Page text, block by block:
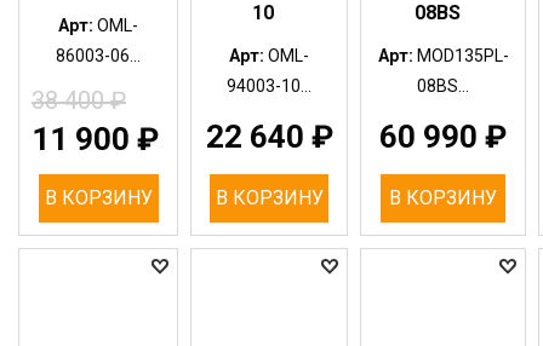
Арт: OML-
86003-06...
38 400₽
11 900 ₽
В КОРЗИНУ
10
Арт: OML-
94003-10...
22 640 ₽
В КОРЗИНУ
08BS
Арт: MOD135PL-
08BS...
60 990 ₽
В КОРЗИНУ